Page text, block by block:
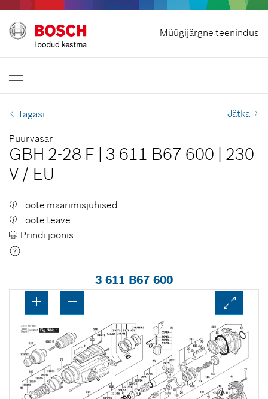
Müügijärgne teenindus
Lepingust taganeda
Bosch Professional
Kontakteeru
EN | English
Tagasi Jätka
Puurvasar
GBH 2-28 F 3 611 B67 600 230
V / EU
Toote määrimisjuhised
Toote teave
Prindi joonis
3 611 B67 600